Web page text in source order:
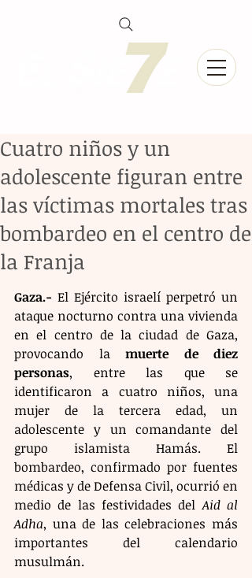
Cuatro niños y un
adolescente figuran entre
las víctimas mortales tras
bombardeo en el centro de
la Franja
Gaza.- El Ejército israelí perpetró un
ataque nocturno contra una vivienda
en el centro de la ciudad de Gaza,
provocando la muerte de diez
personas, entre las que se
identificaron a cuatro niños, una
mujer de la tercera edad, un
adolescente y un comandante del
grupo islamista Hamás. El
bombardeo, confirmado por fuentes
médicas y de Defensa Civil, ocurrió en
medio de las festividades del Aid al
Adha, una de las celebraciones más
importantes del calendario
musulmán.